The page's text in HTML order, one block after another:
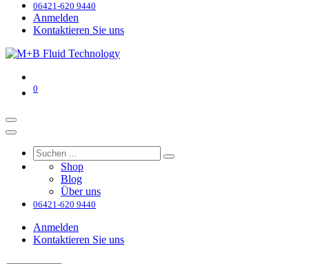
06421-620 9440
Anmelden
Kontaktieren Sie uns
0
Shop
Blog
Über uns
06421-620 9440
Anmelden
Kontaktieren Sie uns